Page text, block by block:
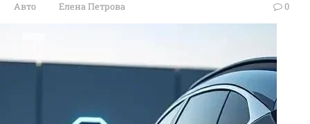
Авто Елена Петрова 0